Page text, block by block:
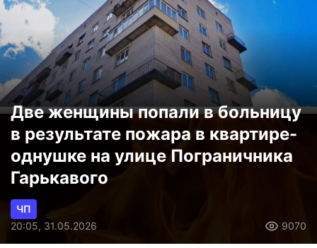
Две женщины попали в больницу
в результате пожара в квартире-
однушке на улице Пограничника
Гарькавого
ЧП
20:05, 31.05.2026
9070